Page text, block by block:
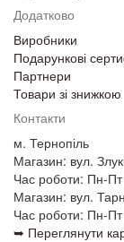
Додатково
Виробники
Подарункові
Партнери
Товари зі знижкою
Контакти
м. Тернопіль
Магазин: вул.
Час роботи: Пн-
Магазин: вул.
Час роботи: Пн-
➥ Переглянути